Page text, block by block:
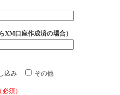
XM口座作成済の場合）
込み その他
（必須）